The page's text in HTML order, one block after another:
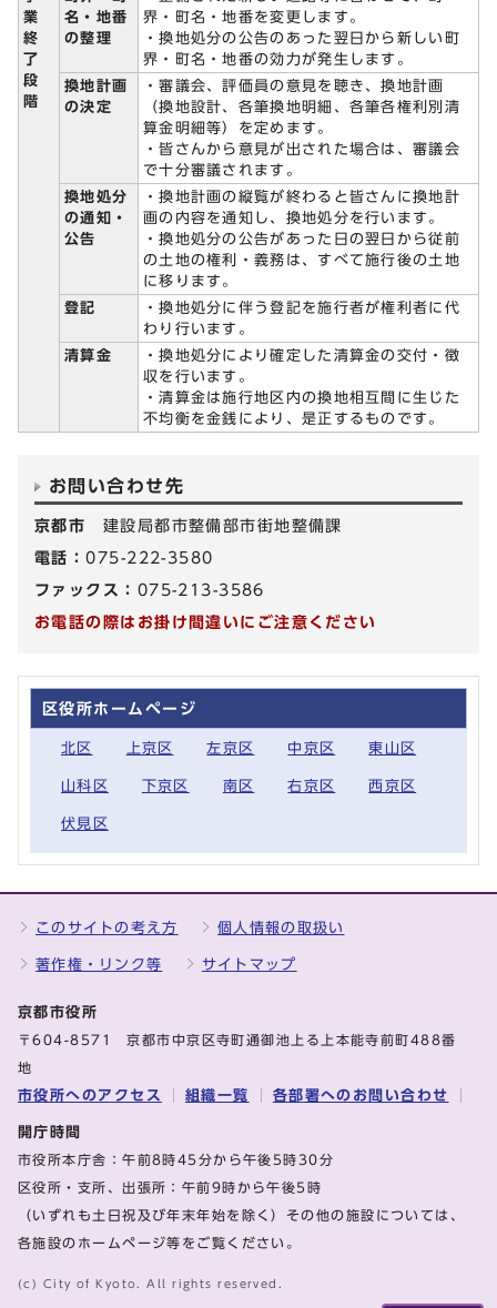
業
終
了
段
階
名・地番
の整理
界・町名・地番を変更します。
・換地処分の公告のあった翌日から新しい町
界・町名・地番の効力が発生します。
換地計画
の決定
・審議会、評価員の意見を聴き、換地計画
（換地設計、各筆換地明細、各筆各権利別清
算金明細等）を定めます。
・皆さんから意見が出された場合は、審議会
で十分審議されます。
換地処分
の通知・
公告
・換地計画の縦覧が終わると皆さんに換地計
画の内容を通知し、換地処分を行います。
・換地処分の公告があった日の翌日から従前
の土地の権利・義務は、すべて施行後の土地
に移ります。
登記
・換地処分に伴う登記を施行者が権利者に代
わり行います。
清算金
・換地処分により確定した清算金の交付・徴
収を行います。
・清算金は施行地区内の換地相互間に生じた
不均衡を金銭により、是正するものです。
お問い合わせ先
京都市 建設局都市整備部市街地整備課
電話：075-222-3580
ファックス： 075-213-3586
お電話の際はお掛け間違いにご注意ください
区役所ホームページ
北区 上京区 左京区 中京区 東山区
山科区 下京区 南区 右京区 西京区
伏見区
このサイトの考え方 個人情報の取扱い
著作権・リンク等 サイトマップ
京都市役所
〒604-8571 京都市中京区寺町通御池上る上本能寺前町488番
地
市役所へのアクセス 組織一覧 各部署へのお問い合わせ
開庁時間
市役所本庁舎：午前8時45分から午後5時30分
区役所・支所、出張所：午前9時から午後5時
（いずれも土日祝及び年末年始を除く）その他の施設については、
各施設のホームページ等をご覧ください。
(c) City of Kyoto. All rights reserved.